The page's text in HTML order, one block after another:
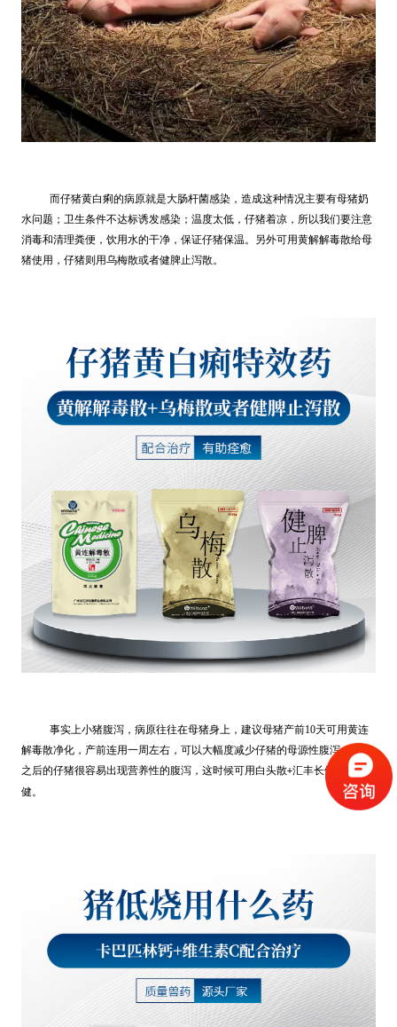
而仔猪黄白痢的病原就是大肠杆菌感染，造成这种情况主要有母猪奶
水问题；卫生条件不达标诱发感染；温度太低，仔猪着凉，所以我们要注意
消毒和清理粪便，饮用水的干净，保证仔猪保温。另外可用黄解解毒散给母
猪使用，仔猪则用乌梅散或者健脾止泻散。
事实上小猪腹泻，病原往往在母猪身上，建议母猪产前10天可用黄连
解毒散净化，产前连用一周左右，可以大幅度减少仔猪的母源性腹泻。断奶
之后的仔猪很容易出现营养性的腹泻，这时候可用白头散+汇丰长做预防保
健。